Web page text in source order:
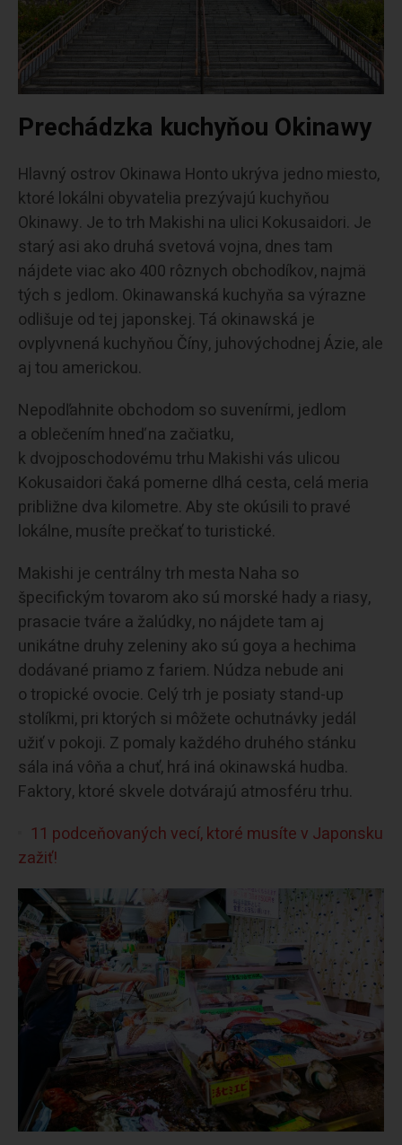
Prechádzka kuchyňou Okinawy
Hlavný ostrov Okinawa Honto ukrýva jedno miesto,
ktoré lokálni obyvatelia prezývajú kuchyňou
Okinawy. Je to trh Makishi na ulici Kokusaidori. Je
starý asi ako druhá svetová vojna, dnes tam
nájdete viac ako 400 rôznych obchodíkov, najmä
tých s jedlom. Okinawanská kuchyňa sa výrazne
odlišuje od tej japonskej. Tá okinawská je
ovplyvnená kuchyňou Číny, juhovýchodnej Ázie, ale
aj tou americkou.
Nepodľahnite obchodom so suvenírmi, jedlom
a oblečením hneď na začiatku,
k dvojposchodovému trhu Makishi vás ulicou
Kokusaidori čaká pomerne dlhá cesta, celá meria
približne dva kilometre. Aby ste okúsili to pravé
lokálne, musíte prečkať to turistické.
Makishi je centrálny trh mesta Naha so
špecifickým tovarom ako sú morské hady a riasy,
prasacie tváre a žalúdky, no nájdete tam aj
unikátne druhy zeleniny ako sú goya a hechima
dodávané priamo z fariem. Núdza nebude ani
o tropické ovocie. Celý trh je posiaty stand-up
stolíkmi, pri ktorých si môžete ochutnávky jedál
užiť v pokoji. Z pomaly každého druhého stánku
sála iná vôňa a chuť, hrá iná okinawská hudba.
Faktory, ktoré skvele dotvárajú atmosféru trhu.
11 podceňovaných vecí, ktoré musíte v Japonsku
zažiť!